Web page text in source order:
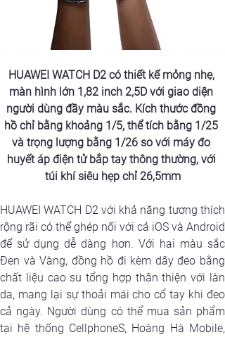
HUAWEI WATCH D2 có thiết kế mỏng nhẹ,
màn hình lớn 1,82 inch 2,5D với giao diện
người dùng đầy màu sắc. Kích thước đồng
hồ chỉ bằng khoảng 1/5, thể tích bằng 1/25
và trọng lượng bằng 1/26 so với máy đo
huyết áp điện tử bắp tay thông thường, với
túi khí siêu hẹp chỉ 26,5mm
HUAWEI WATCH D2 với khả năng tương thích
rộng rãi có thể ghép nối với cả iOS và Android
Đen và Vàng, đồng hồ đi kèm dây đeo bằng
chất liệu cao su tổng hợp thân thiện với làn
da, mang lại sự thoải mái cho cổ tay khi đeo
cả ngày. Người dùng có thể mua sản phẩm
tại hệ thống CellphoneS, Hoàng Hà Mobile,